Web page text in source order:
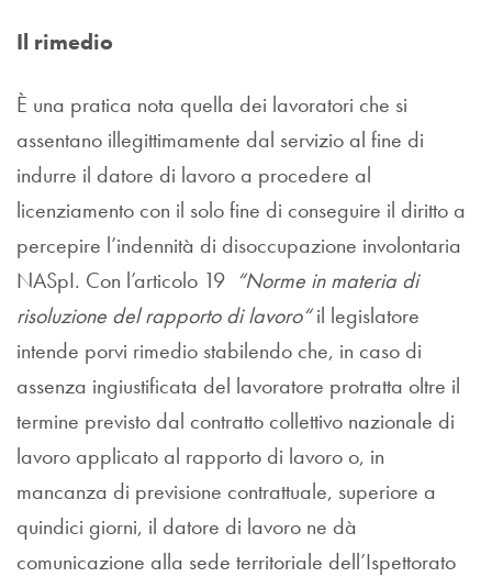
Il rimedio
È una pratica nota quella dei lavoratori che si
assentano illegittimamente dal servizio al fine di
indurre il datore di lavoro a procedere al
licenziamento con il solo fine di conseguire il diritto a
percepire l’indennità di disoccupazione involontaria
NASpI. Con l’articolo 19 “Norme in materia di
risoluzione del rapporto di lavoro“il legislatore
intende porvi rimedio stabilendo che, in caso di
assenza ingiustificata del lavoratore protratta oltre il
termine previsto dal contratto collettivo nazionale di
lavoro applicato al rapporto di lavoro o, in
mancanza di previsione contrattuale, superiore a
quindici giorni, il datore di lavoro ne dà
comunicazione alla sede territoriale dell’Ispettorato